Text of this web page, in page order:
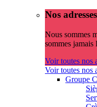
Nos adresses
Nous sommes
sommes jamais
Voir toutes nos
Voir toutes nos
Groupe